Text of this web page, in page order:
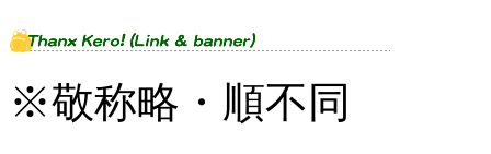
※敬称略・順不同